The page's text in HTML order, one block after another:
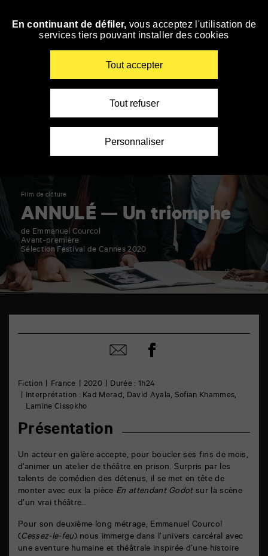
Accéder
Film de clôture
ANNULÉ — Un triomphe
de Emmanuel Courcol
Avant-première
Sélection Festival de Cannes 2020
86000
Poitiers
Fiction France 2020
Durée : 1h24
Interprétation : Kad Merad, David Ayala, Sofian Khammes,
Lamine Cissokho
Présentation
Un acteur en galère accepte, pour boucler ses fins de mois,
d’animer un atelier de théâtre en prison. Surpris par les
talents de comédien des détenus, il se met en tête de
monter avec eux la pièce En attendant Godotsur la scène
d’un vrai théâtre…
Pour son deuxième long métrage, Emmanuel Courcol
(Cessez-le-feu) nous immerge dans l’univers carcéral avec
une aventure humaine et théâtrale inspirée d’une histoire
Partager
par
Partager
sur
En continuant de défiler, vous acceptez l'utilisation de
services tiers pouvant installer des cookies
Tout accepter
Tout refuser
Personnaliser